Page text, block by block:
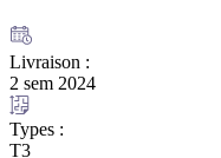
Livraison :
2 sem 2024
Types :
T3